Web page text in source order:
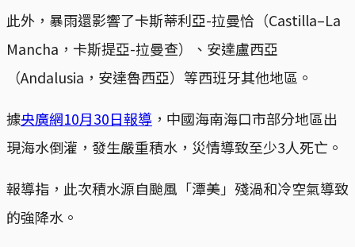
此外，暴雨還影響了卡斯蒂利亞-拉曼恰（Castilla–La
Mancha，卡斯提亞-拉曼查）、安達盧西亞
（Andalusia，安達魯西亞）等西班牙其他地區。
據央廣網10月30日報導 ，中國海南海口市部分地區出
現海水倒灌，發生嚴重積水，災情導致至少3人死亡。
報導指，此次積水源自颱風「潭美」殘渦和冷空氣導致
的強降水。